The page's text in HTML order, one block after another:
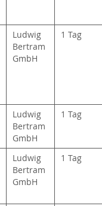
Ludwig
Bertram
GmbH
1 Tag
Ludwig
Bertram
GmbH
1 Tag
Ludwig
Bertram
GmbH
1 Tag